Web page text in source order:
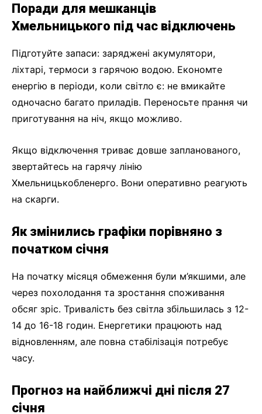
Поради для мешканців
Хмельницького під час відключень
Підготуйте запаси: заряджені акумулятори,
ліхтарі, термоси з гарячою водою. Економте
енергію в періоди, коли світло є: не вмикайте
одночасно багато приладів. Переносьте прання чи
приготування на ніч, якщо можливо.
Якщо відключення триває довше запланованого,
звертайтесь на гарячу лінію
Хмельницькобленерго. Вони оперативно реагують
на скарги.
Як змінились графіки порівняно з
початком січня
На початку місяця обмеження були м’якшими, але
через похолодання та зростання споживання
обсяг зріс. Тривалість без світла збільшилась з 12-
14 до 16-18 годин. Енергетики працюють над
відновленням, але повна стабілізація потребує
часу.
Прогноз на найближчі дні після 27
січня